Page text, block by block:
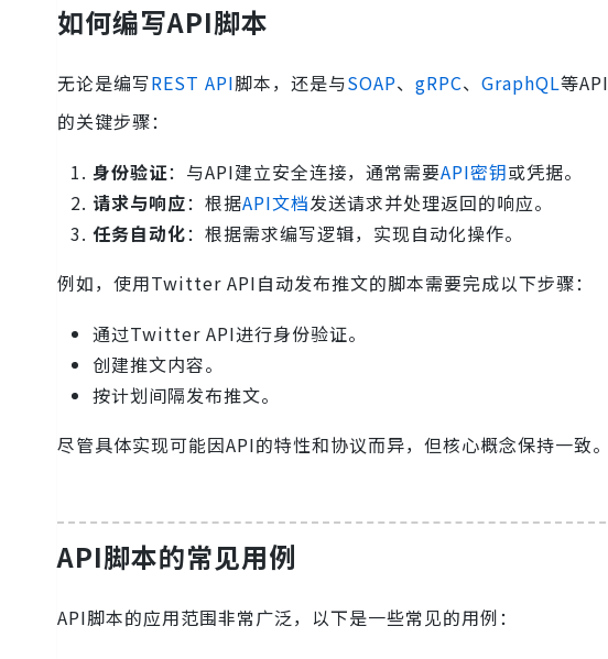
如何编写API脚本
无论是编写REST API脚本，还是与SOAP、 gRPC、 GraphQL等
的关键步骤：
身份验证：与API建立安全连接，通常需要API密钥或凭据。
请求与响应：根据API文档发送请求并处理返回的响应。
任务自动化：根据需求编写逻辑，实现自动化操作。
例如，使用Twitter API自动发布推文的脚本需要完成以下步骤：
通过Twitter API进行身份验证。
创建推文内容。
按计划间隔发布推文。
尽管具体实现可能因API的特性和协议而异，但核心概念保持一致。
API脚本的常见用例
API脚本的应用范围非常广泛，以下是一些常见的用例：